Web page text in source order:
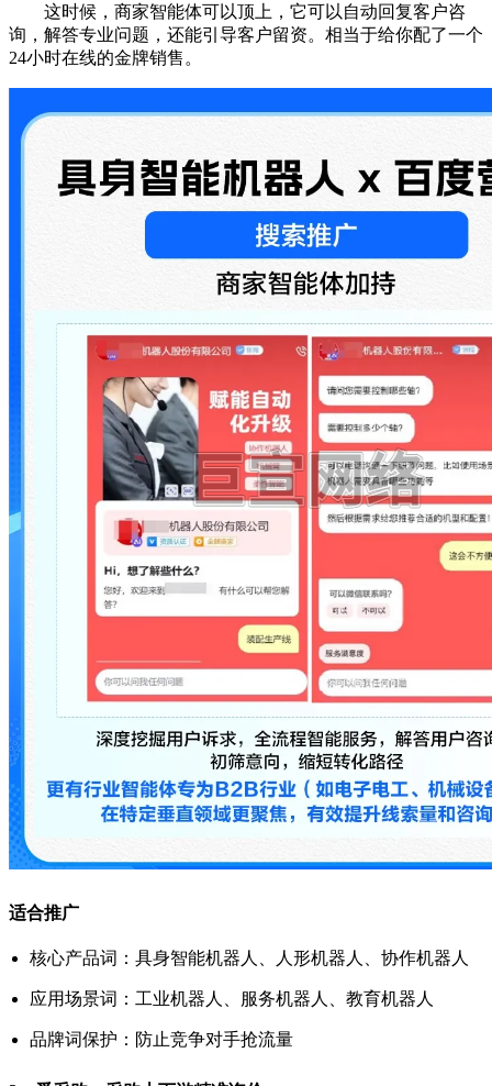
这时候，商家智能体可以顶上，它可以自动回复客户咨
询，解答专业问题，还能引导客户留资。相当于给你配了一个
24小时在线的金牌销售。
适合推广
核心产品词：具身智能机器人、人形机器人、协作机器人
应用场景词：工业机器人、服务机器人、教育机器人
品牌词保护：防止竞争对手抢流量